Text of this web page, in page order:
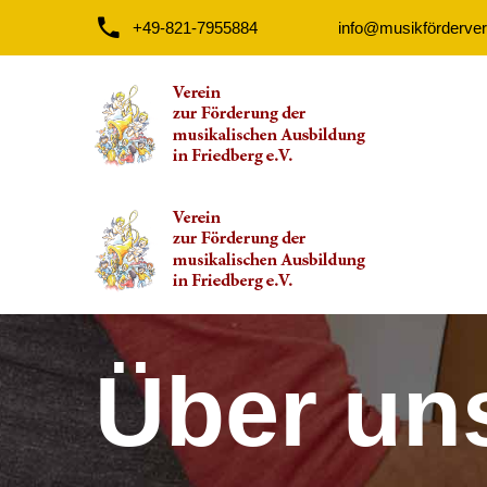
+49-821-7955884
Über